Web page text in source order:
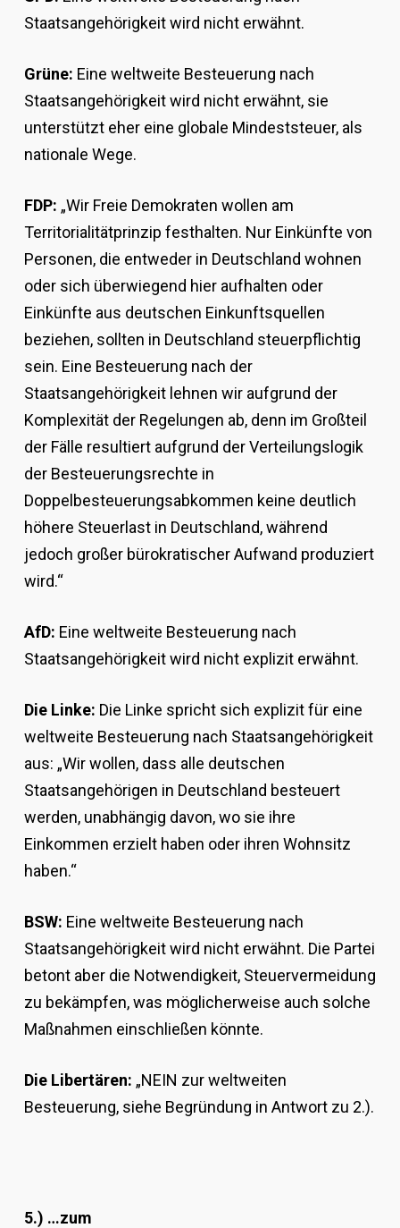
Staatsangehörigkeit wird nicht erwähnt.
Grüne: Eine weltweite Besteuerung nach
Staatsangehörigkeit wird nicht erwähnt, sie
unterstützt eher eine globale Mindeststeuer, als
nationale Wege.
FDP: „Wir Freie Demokraten wollen am
Territorialitätprinzip festhalten. Nur Einkünfte von
Personen, die entweder in Deutschland wohnen
oder sich überwiegend hier aufhalten oder
Einkünfte aus deutschen Einkunftsquellen
beziehen, sollten in Deutschland steuerpflichtig
sein. Eine Besteuerung nach der
Staatsangehörigkeit lehnen wir aufgrund der
Komplexität der Regelungen ab, denn im Großteil
der Fälle resultiert aufgrund der Verteilungslogik
der Besteuerungsrechte in
Doppelbesteuerungsabkommen keine deutlich
höhere Steuerlast in Deutschland, während
jedoch großer bürokratischer Aufwand produziert
wird.“
AfD: Eine weltweite Besteuerung nach
Staatsangehörigkeit wird nicht explizit erwähnt.
Die Linke: Die Linke spricht sich explizit für eine
weltweite Besteuerung nach Staatsangehörigkeit
aus: „Wir wollen, dass alle deutschen
Staatsangehörigen in Deutschland besteuert
werden, unabhängig davon, wo sie ihre
Einkommen erzielt haben oder ihren Wohnsitz
haben.“
BSW: Eine weltweite Besteuerung nach
Staatsangehörigkeit wird nicht erwähnt. Die Partei
betont aber die Notwendigkeit, Steuervermeidung
zu bekämpfen, was möglicherweise auch solche
Maßnahmen einschließen könnte.
Die Libertären: „NEIN zur weltweiten
Besteuerung, siehe Begründung in Antwort zu 2.).
5.) …zum